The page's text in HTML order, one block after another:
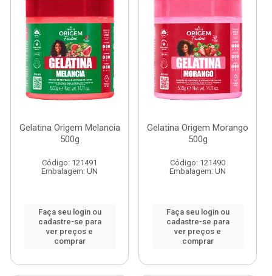
Gelatina Origem Melancia
500g
Código: 121491
Embalagem: UN
Faça seu login ou
cadastre-se para
ver preços e
comprar
Gelatina Origem Morango
500g
Código: 121490
Embalagem: UN
Faça seu login ou
cadastre-se para
ver preços e
comprar